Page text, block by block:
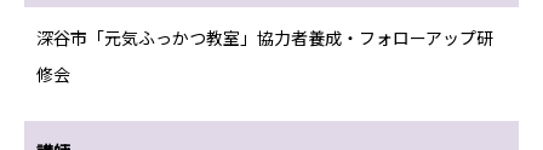
深谷市「元気ふっかつ教室」協力者養成・フォローアップ研
修会